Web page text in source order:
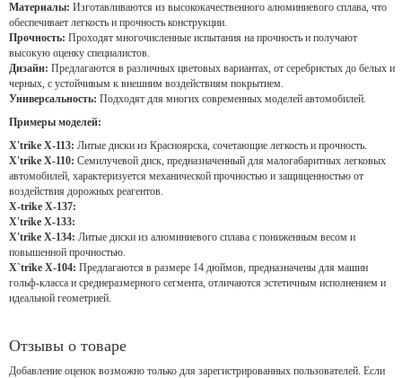
Материалы: Изготавливаются из высококачественного алюминиевого сплава, что
обеспечивает легкость и прочность конструкции.
Прочность: Проходят многочисленные испытания на прочность и получают
высокую оценку специалистов.
Дизайн: Предлагаются в различных цветовых вариантах, от серебристых до белых и
черных, с устойчивым к внешним воздействиям покрытием.
Универсальность: Подходят для многих современных моделей автомобилей.
Примеры моделей:
X'trike X-113: Литые диски из Красноярска, сочетающие легкость и прочность.
X'trike X-110: Семилучевой диск, предназначенный для малогабаритных легковых
автомобилей, характеризуется механической прочностью и защищенностью от
воздействия дорожных реагентов.
X-trike X-137:
X'trike X-133:
X'trike X-134: Литые диски из алюминиевого сплава с пониженным весом и
повышенной прочностью.
X`trike X-104: Предлагаются в размере 14 дюймов, предназначены для машин
гольф-класса и среднеразмерного сегмента, отличаются эстетичным исполнением и
идеальной геометрией.
Отзывы о товаре
Добавление оценок возможно только для зарегистрированных пользователей. Если